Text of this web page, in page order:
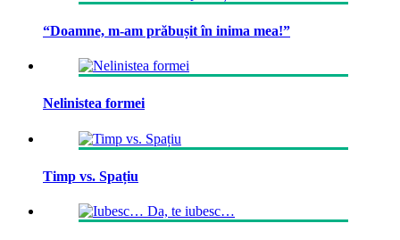
“Doamne, m-am prăbușit în inima mea!”
Nelinistea formei
Timp vs. Spațiu